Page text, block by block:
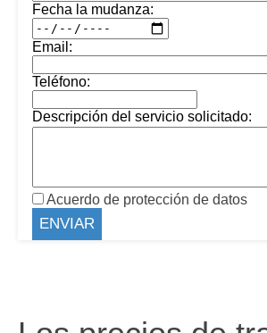
Fecha la mudanza:
Email:
Teléfono:
Descripción del servicio solicitado:
Acuerdo de protección de datos